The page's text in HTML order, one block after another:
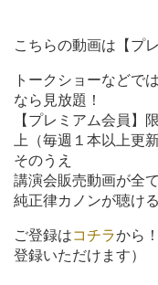
こちらの動画は【プ
トークショーなどで
なら見放題！
【プレミアム会員】
上（毎週１本以上更新
そのうえ
講演会販売動画が全
純正律カノンが聴け
ご登録はコチラから
登録いただけます）